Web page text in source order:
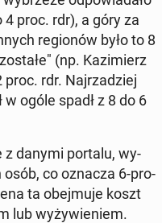
proc. rdr), a góry za
re­gio­nów było to 8
(np. Ka­zi­mierz
proc. rdr. Naj­rza­dziej
ogóle spadł z 8 do 6
z danymi portalu, wy­
osób, co oznacza 6-pro­
ta obej­mu­je koszt
lub wy­ży­wie­niem.